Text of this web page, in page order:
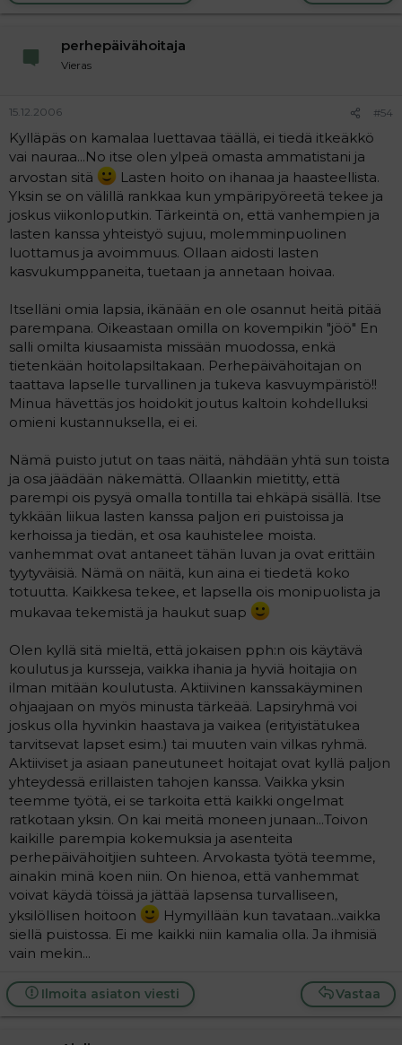
perhepäivähoitaja
Vieras
15.12.2006 #54
Kylläpäs on kamalaa luettavaa täällä, ei tiedä itkeäkkö
vai nauraa...No itse olen ylpeä omasta ammatistani ja
arvostan sitä
Lasten hoito on ihanaa ja haasteellista.
Yksin se on välillä rankkaa kun ympäripyöreetä tekee ja
joskus viikonloputkin. Tärkeintä on, että vanhempien ja
lasten kanssa yhteistyö sujuu, molemminpuolinen
luottamus ja avoimmuus. Ollaan aidosti lasten
kasvukumppaneita, tuetaan ja annetaan hoivaa.
Itselläni omia lapsia, ikänään en ole osannut heitä pitää
parempana. Oikeastaan omilla on kovempikin "jöö" En
salli omilta kiusaamista missään muodossa, enkä
tietenkään hoitolapsiltakaan. Perhepäivähoitajan on
taattava lapselle turvallinen ja tukeva kasvuympäristö!!
Minua hävettäs jos hoidokit joutus kaltoin kohdelluksi
omieni kustannuksella, ei ei.
Nämä puisto jutut on taas näitä, nähdään yhtä sun toista
ja osa jäädään näkemättä. Ollaankin mietitty, että
parempi ois pysyä omalla tontilla tai ehkäpä sisällä. Itse
tykkään liikua lasten kanssa paljon eri puistoissa ja
kerhoissa ja tiedän, et osa kauhistelee moista.
vanhemmat ovat antaneet tähän luvan ja ovat erittäin
tyytyväisiä. Nämä on näitä, kun aina ei tiedetä koko
totuutta. Kaikkesa tekee, et lapsella ois monipuolista ja
mukavaa tekemistä ja haukut suap
Olen kyllä sitä mieltä, että jokaisen pph:n ois käytävä
koulutus ja kursseja, vaikka ihania ja hyviä hoitajia on
ilman mitään koulutusta. Aktiivinen kanssakäyminen
ohjaajaan on myös minusta tärkeää. Lapsiryhmä voi
joskus olla hyvinkin haastava ja vaikea (erityistätukea
tarvitsevat lapset esim.) tai muuten vain vilkas ryhmä.
Aktiiviset ja asiaan paneutuneet hoitajat ovat kyllä paljon
yhteydessä erillaisten tahojen kanssa. Vaikka yksin
teemme työtä, ei se tarkoita että kaikki ongelmat
ratkotaan yksin. On kai meitä moneen junaan...Toivon
kaikille parempia kokemuksia ja asenteita
perhepäivähoitjien suhteen. Arvokasta työtä teemme,
ainakin minä koen niin. On hienoa, että vanhemmat
voivat käydä töissä ja jättää lapsensa turvalliseen,
yksilöllisen hoitoon
Hymyillään kun tavataan...vaikka
siellä puistossa. Ei me kaikki niin kamalia olla. Ja ihmisiä
vain mekin...
Vastaa
Ilmoita asiaton viesti